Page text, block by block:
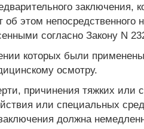
об этом непосредственного
согласно Закону N
которых были
осмотру.
причинения тяжких или
или специальных
должна